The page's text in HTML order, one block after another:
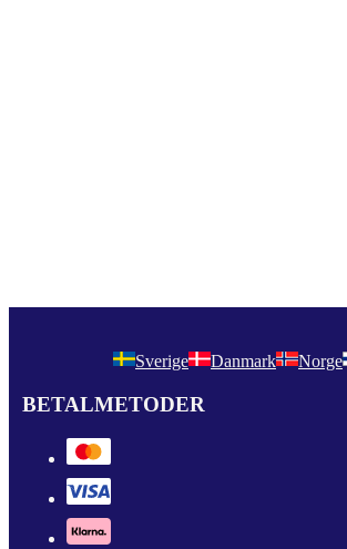
Sverige Danmark Norge
BETALMETODER